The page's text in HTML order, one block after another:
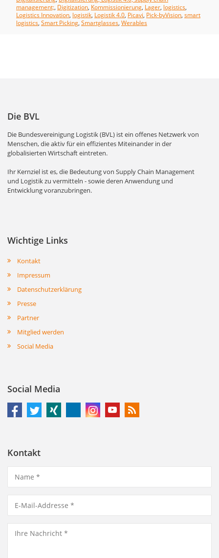
management;, Digitization, Kommissionierung, Lager, logistics,
Logistics Innovation, logistik, Logistik 4.0, Picavi, Pick-byVision, smart
logistics, Smart Picking, Smartglasses, Werables
Die BVL
Die Bundesvereinigung Logistik (BVL) ist ein offenes Netzwerk von
Menschen, die aktiv für ein effizientes Miteinander in der
globalisierten Wirtschaft eintreten.
Ihr Kernziel ist es, die Bedeutung von Supply Chain Management
und Logistik zu vermitteln - sowie deren Anwendung und
Entwicklung voranzubringen.
Wichtige Links
Kontakt
Impressum
Datenschutzerklärung
Presse
Partner
Mitglied werden
Social Media
Social Media
Kontakt